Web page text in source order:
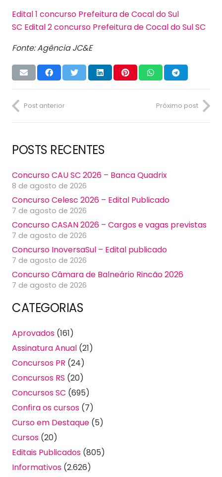
Edital 1 concurso Prefeitura de Cocal do Sul
SC Edital 2 concurso Prefeitura de Cocal do Sul SC
Fonte: Agência JC&E
Post anterior Próximo post
POSTS RECENTES
Concurso CAU SC 2026 – Banca Quadrix
8 de agosto de 2026
Concurso Celesc 2026 – Edital Publicado
7 de agosto de 2026
Concurso CASAN 2026 – Cargos e vagas previstas
7 de agosto de 2026
Concurso InoversaSul – Edital publicado
7 de agosto de 2026
Concurso Câmara de Balneário Rincão 2026
7 de agosto de 2026
CATEGORIAS
Aprovados (161)
Assinatura Anual (21)
Concursos PR (24)
Concursos RS (20)
Concursos SC (695)
Confira os cursos (7)
Curso em Destaque (5)
Cursos (20)
Editais Publicados (805)
Informativos (2.626)